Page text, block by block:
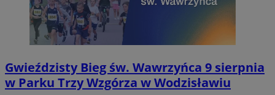
Gwieździsty Bieg św. Wawrzyńca 9 sierpnia
w Parku Trzy Wzgórza w Wodzisławiu